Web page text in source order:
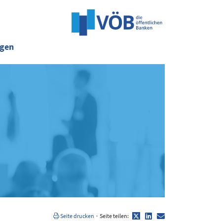
Seite drucken · Seite teilen: TwitterLinkedIn
E-